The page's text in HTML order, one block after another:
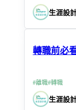
生涯設
轉職前必
#離職#轉職
生涯設